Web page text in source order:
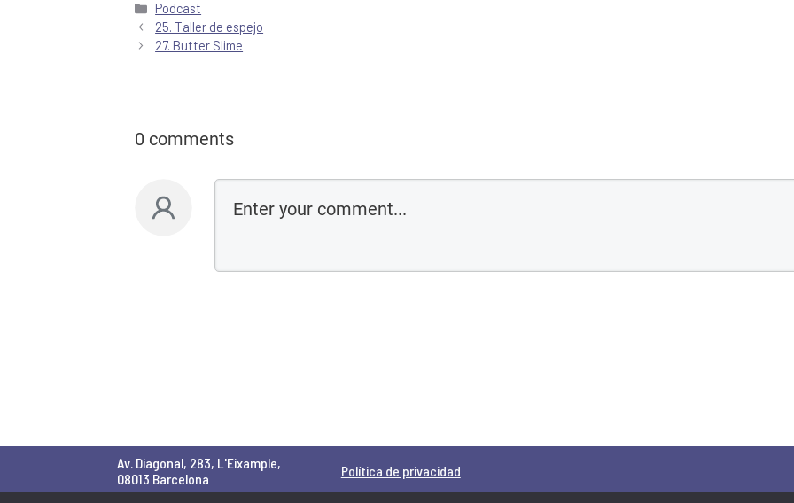
Podcast
25. Taller de espejo
27. Butter Slime
0 comments
Av. Diagonal, 283, L'Eixample,
08013 Barcelona
Política de privacidad